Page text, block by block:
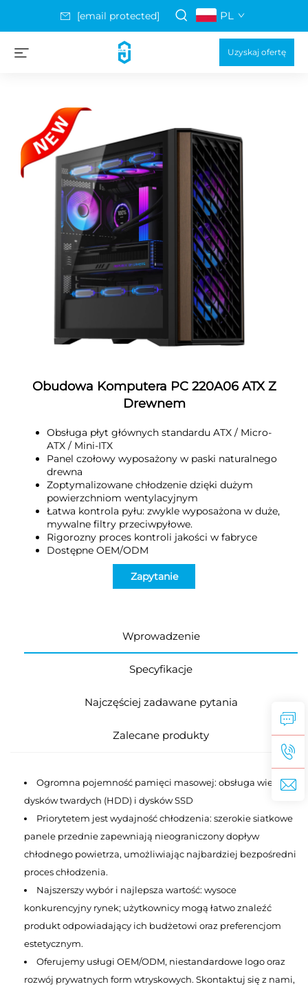
[email protected] PL
Uzyskaj ofertę
Obudowa Komputera PC 220A06 ATX Z
Drewnem
Obsługa płyt głównych standardu ATX / Micro-
ATX / Mini-ITX
Panel czołowy wyposażony w paski naturalnego
drewna
Zoptymalizowane chłodzenie dzięki dużym
powierzchniom wentylacyjnym
Łatwa kontrola pyłu: zwykle wyposażona w duże,
mywalne filtry przeciwpyłowe.
Rigorozny proces kontroli jakości w fabryce
Dostępne OEM/ODM
Zapytanie
Wprowadzenie
Specyfikacje
Najczęściej zadawane pytania
Zalecane produkty
Ogromna pojemność pamięci masowej: obsługa wielu
dysków twardych (HDD) i dysków SSD
Priorytetem jest wydajność chłodzenia: szerokie siatkowe
panele przednie zapewniają nieograniczony dopływ
chłodnego powietrza, umożliwiając najbardziej bezpośredni
proces chłodzenia.
Najszerszy wybór i najlepsza wartość: wysoce
konkurencyjny rynek; użytkownicy mogą łatwo znaleźć
produkt odpowiadający ich budżetowi oraz preferencjom
estetycznym.
Oferujemy usługi OEM/ODM, niestandardowe logo oraz
rozwój prywatnych form wtryskowych. Skontaktuj się z nami,